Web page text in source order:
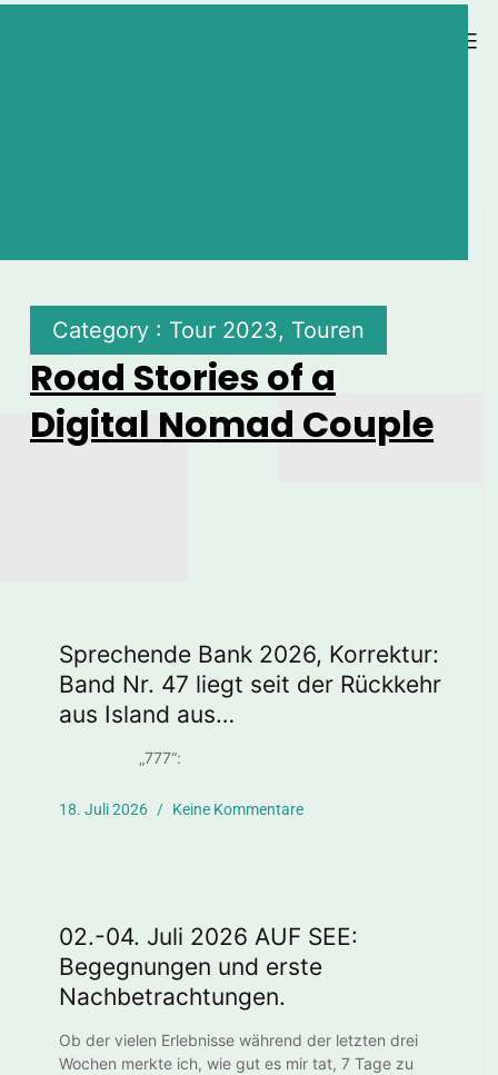
Category : Tour 2023, Touren
Road Stories of a
Digital Nomad Couple
Sprechende Bank 2026, Korrektur:
Band Nr. 47 liegt seit der Rückkehr
aus Island aus…
„777“:
18. Juli 2026 Keine Kommentare
02.-04. Juli 2026 AUF SEE:
Begegnungen und erste
Nachbetrachtungen.
Ob der vielen Erlebnisse während der letzten drei
Wochen merkte ich, wie gut es mir tat, 7 Tage zu